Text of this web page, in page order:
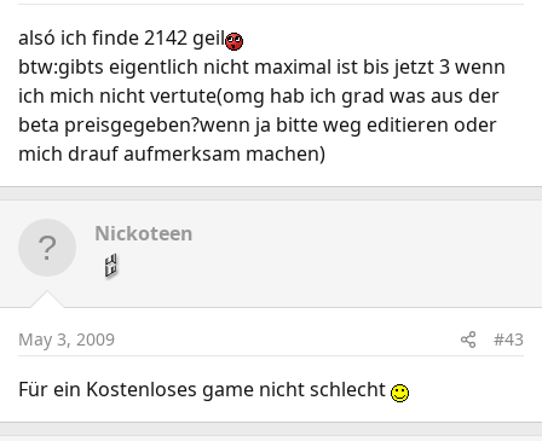
alsó ich finde 2142 geil
btw:gibts eigentlich nicht maximal ist bis jetzt 3 wenn
ich mich nicht vertute(omg hab ich grad was aus der
beta preisgegeben?wenn ja bitte weg editieren oder
mich drauf aufmerksam machen)
Nickoteen
May 3, 2009 #43
Für ein Kostenloses game nicht schlecht